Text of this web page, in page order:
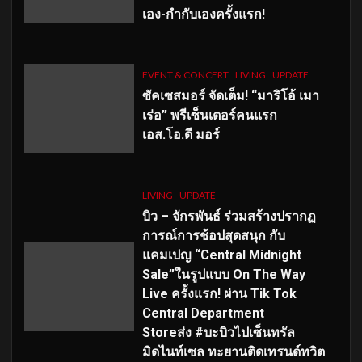
เอง-กำกับเองครั้งแรก!
EVENT & CONCERT LIVING UPDATE
ซัคเซสมอร์ จัดเต็ม! “มาริโอ้ เมา
เร่อ” พรีเซ็นเตอร์คนแรก
เอส.โอ.ดี มอร์
LIVING UPDATE
บิว – จักรพันธ์ ร่วมสร้างปรากฏ
การณ์การช้อปสุดสนุก กับ
แคมเปญ “Central Midnight
Sale”ในรูปแบบ On The Way
Live ครั้งแรก! ผ่าน Tik Tok
Central Department
Storeส่ง #บะบิวไปเซ็นทรัล
มิดไนท์เซล ทะยานติดเทรนด์ทวิต